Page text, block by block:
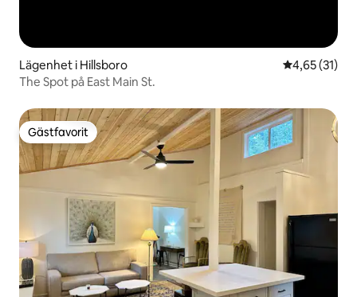
Lägenhet i Hillsboro 4,65 av 5 i
4,65 (31)
The Spot på East Main St.
Gästfavorit
Gästfavorit